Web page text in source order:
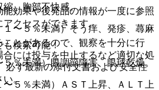
、胸部不快感。
〜５％未満）そう痒、発疹、蕁麻
％未満）眼調節障害、眼球乾燥。
５％未満）ＡＳＴ上昇、ＡＬＴ上
とがあるので、観察を十分に行
には投与を中止するなど適切な処
効果や後発品の情報が一度に参照
クセスができます。
も検索可能！
ず最新の添付文書および安全性
。